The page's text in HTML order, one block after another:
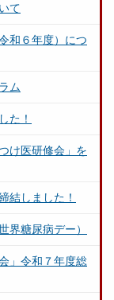
て
和６年度）につ
ム
た！
け医研修会」を
結しました！
界糖尿病デー）
」令和７年度総